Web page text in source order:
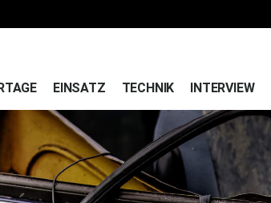
EINSATZ TECHNIK INTERVIEW